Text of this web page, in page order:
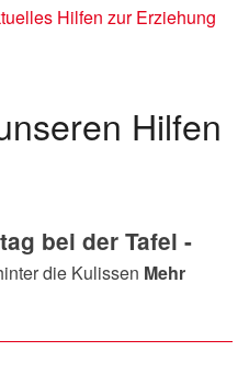
Hilfen zur Erziehung
Hilfen
bei der Tafel -
die Kulissen Mehr